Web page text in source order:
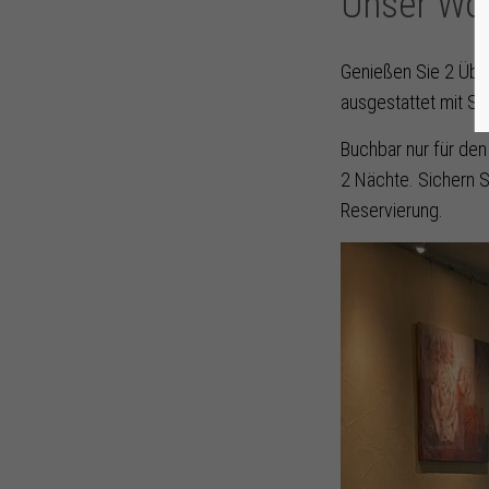
Genießen Sie 2
ausgestattet mit
Buchbar nur für
2 Nächte. Sichern
Reservierung.